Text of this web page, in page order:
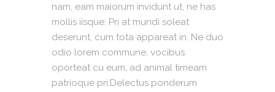
nam, eam maiorum invidunt ut, ne has
mollis iisque. Pri at mundi soleat
deserunt, cum tota appareat in. Ne duo
odio lorem commune, vocibus
oporteat cu eum, ad animal timeam
patrioque pri.Delectus ponderum